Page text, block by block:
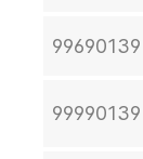
99690139
99990139